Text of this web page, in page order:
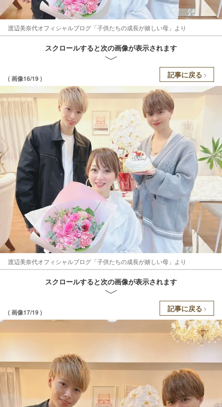
渡辺美奈代オフィシャルブログ「子供たちの成長が嬉しい母」より
スクロールすると次の画像が表示されます
( 画像16/19 ) 記事に戻る
渡辺美奈代オフィシャルブログ「子供たちの成長が嬉しい母」より
スクロールすると次の画像が表示されます
( 画像17/19 ) 記事に戻る